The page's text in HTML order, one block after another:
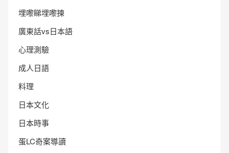
埋嚟睇埋嚟揀
廣東話vs日本語
心理測驗
成人日語
料理
日本文化
日本時事
蛋LC奇案導讀